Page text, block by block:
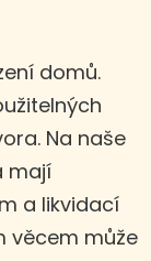
domů.
Na naše
mají
a likvidací
věcem může